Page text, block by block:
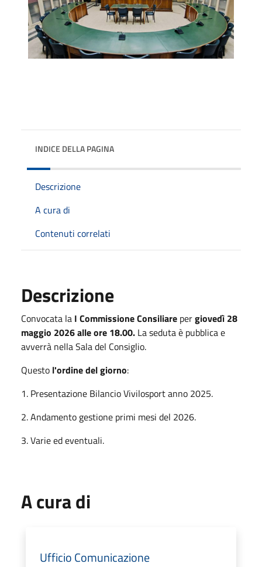
INDICE DELLA PAGINA
Descrizione
A cura di
Contenuti correlati
Descrizione
Convocata la I Commissione Consiliare pergiovedì 28
maggio 2026 alle ore 18.00. La seduta è pubblica e
avverrà nella Sala del Consiglio.
Questo l'ordine del giorno:
1. Presentazione Bilancio Vivilosport anno 2025.
2. Andamento gestione primi mesi del 2026.
3. Varie ed eventuali.
A cura di
Ufficio Comunicazione